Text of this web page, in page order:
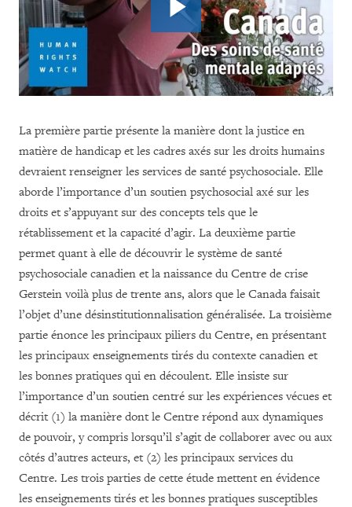
La première partie présente la manière dont la justice en
matière de handicap et les cadres axés sur les droits humains
devraient renseigner les services de santé psychosociale. Elle
aborde l’importance d’un soutien psychosocial axé sur les
droits et s’appuyant sur des concepts tels que le
rétablissement et la capacité d’agir. La deuxième partie
permet quant à elle de découvrir le système de santé
psychosociale canadien et la naissance du Centre de crise
Gerstein voilà plus de trente ans, alors que le Canada faisait
l’objet d’une désinstitutionnalisation généralisée. La troisième
partie énonce les principaux piliers du Centre, en présentant
les principaux enseignements tirés du contexte canadien et
les bonnes pratiques qui en découlent. Elle insiste sur
l’importance d’un soutien centré sur les expériences vécues et
décrit (1) la manière dont le Centre répond aux dynamiques
de pouvoir, y compris lorsqu’il s’agit de collaborer avec ou aux
côtés d’autres acteurs, et (2) les principaux services du
Centre. Les trois parties de cette étude mettent en évidence
les enseignements tirés et les bonnes pratiques susceptibles